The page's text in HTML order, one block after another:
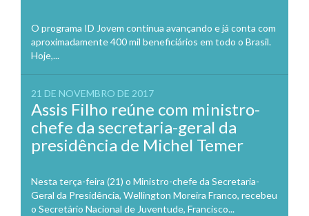
O programa ID Jovem continua avançando e já conta com
aproximadamente 400 mil beneficiários em todo o Brasil.
Hoje,...
21 DE NOVEMBRO DE 2017
Assis Filho reúne com ministro-
chefe da secretaria-geral da
presidência de Michel Temer
Nesta terça-feira (21) o Ministro-chefe da Secretaria-
Geral da Presidência, Wellington Moreira Franco, recebeu
o Secretário Nacional de Juventude, Francisco...